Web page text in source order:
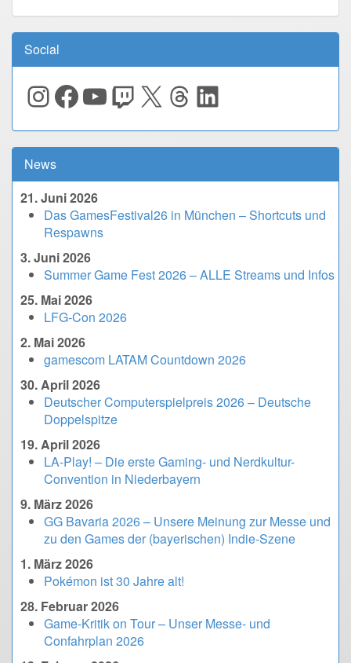
Social
Instagram
Facebook
YouTube
Twitch
X Threads
LinkedIn
News
21. Juni 2026
Das GamesFestival26 in München – Shortcuts und
Respawns
3. Juni 2026
Summer Game Fest 2026 – ALLE Streams und Infos
25. Mai 2026
LFG-Con 2026
2. Mai 2026
gamescom LATAM Countdown 2026
30. April 2026
Deutscher Computerspielpreis 2026 – Deutsche
Doppelspitze
19. April 2026
LA-Play! – Die erste Gaming- und Nerdkultur-
Convention in Niederbayern
9. März 2026
GG Bavaria 2026 – Unsere Meinung zur Messe und
zu den Games der (bayerischen) Indie-Szene
1. März 2026
Pokémon ist 30 Jahre alt!
28. Februar 2026
Game-Kritik on Tour – Unser Messe- und
Confahrplan 2026